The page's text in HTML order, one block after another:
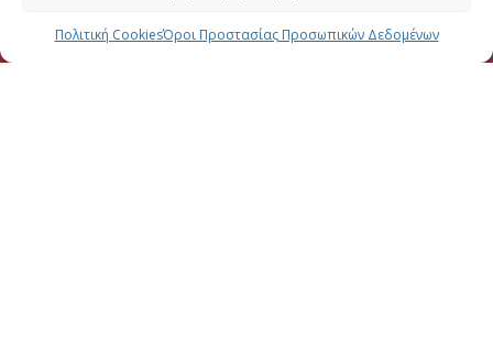
Πολιτική CookiesΌροι Προστασίας Προσωπικών Δεδομένων